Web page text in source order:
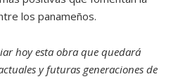
los panameños.
hoy esta obra que quedará
y futuras generaciones de